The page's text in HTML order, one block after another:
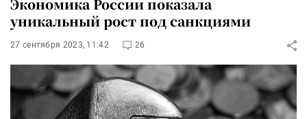
Экономика России показала
уникальный рост под санкциями
27 сентября 2023, 11:42 26